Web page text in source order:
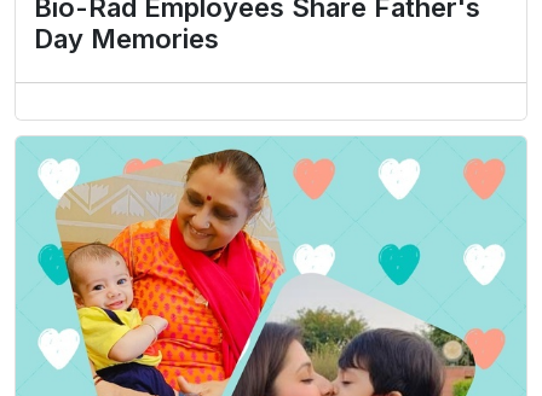
Bio-Rad Employees Share Father's
Day Memories